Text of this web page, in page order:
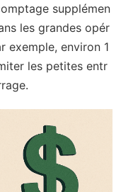
supplémen
les grandes opér
exemple, environ 1
les petites entr